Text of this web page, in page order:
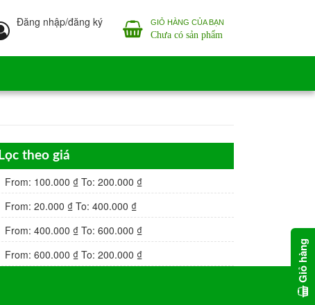
Đăng nhập/đăng ký GIỎ HÀNG CỦA BẠN
Chưa có sản phẩm
Lọc theo giá
From: 100.000 ₫ To: 200.000 ₫
From: 20.000 ₫ To: 400.000 ₫
From: 400.000 ₫ To: 600.000 ₫
From: 600.000 ₫ To: 200.000 ₫ Giỏ hàng